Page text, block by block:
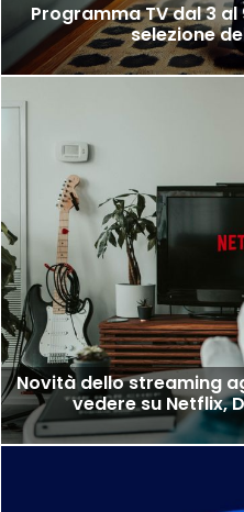
Programma TV dal 3
selezione
Novità dello streaming
vedere su Netflix,